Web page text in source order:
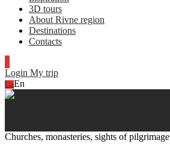
3D tours
About Rivne region
Destinations
Contacts
Login My trip
UaEn
Churches, monasteries, sights of pilgrimage